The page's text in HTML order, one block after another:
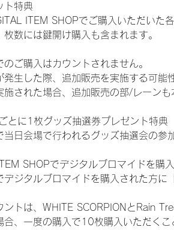
ト特典
ITEM SHOPでご購入いただいた
枚数には鍵開け購入も含まれます。
ご購入はカウントされません。
生した際、追加販売を実施する可能
施された場合、追加販売の部/レーンも
とに1枚グッズ抽選券プレゼント特典
当日会場で行われるグッズ抽選会の参
SHOPでデジタルブロマイドを購
ジタルブロマイドを購入された方に
ントは、WHITE SCORPIONとRain
合、一度の購入で10枚購入いただく